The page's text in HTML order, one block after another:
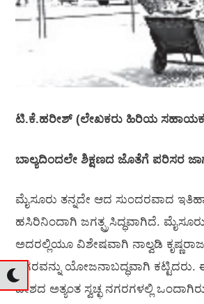
ಟಿ.ಕೆ.ಹರೀಶ್ (ಲೇಖಕರು ಹಿರಿಯ ಸಹಾಯಕ
ಬಾಲ್ಯದಿಂದಲೇ ಶಿಕ್ಷಣದ ಜೊತೆಗೆ ಪರಿಸರ
ಮೈಸೂರು ತನ್ನದೇ ಆದ ಸುಂದರವಾದ
ಹಸಿರಿನಿಂದಾಗಿ ಜಗತ್ಪ್ರಸಿದ್ಧವಾಗಿದೆ.
ಅದರಲ್ಲಿಯೂ ವಿಶೇಷವಾಗಿ ನಾಲ್ವಡಿ
ನಗರವನ್ನು ಯೋಜನಾಬದ್ಧವಾಗಿ ಕಟ್ಟಿದರು.
ದೇಶದ ಅತ್ಯಂತ ಸ್ವಚ್ಛ ನಗರಗಳಲ್ಲಿ